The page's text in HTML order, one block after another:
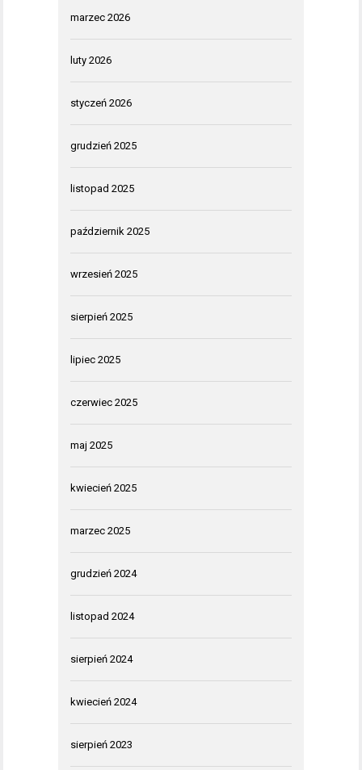
marzec 2026
luty 2026
styczeń 2026
grudzień 2025
listopad 2025
październik 2025
wrzesień 2025
sierpień 2025
lipiec 2025
czerwiec 2025
maj 2025
kwiecień 2025
marzec 2025
grudzień 2024
listopad 2024
sierpień 2024
kwiecień 2024
sierpień 2023